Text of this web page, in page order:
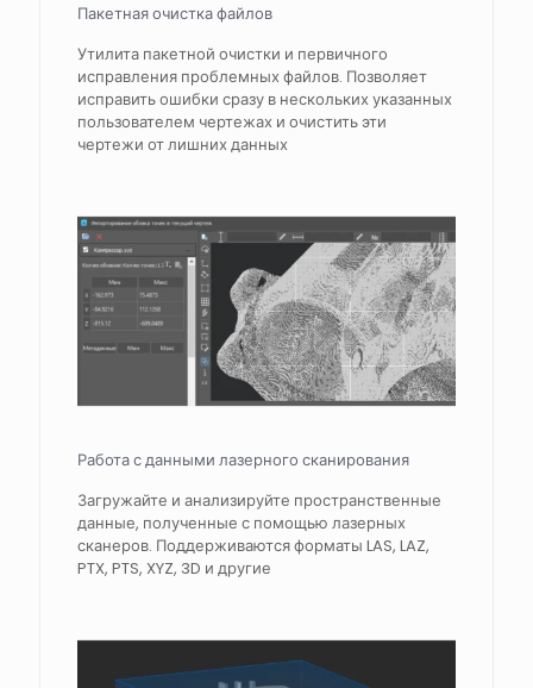
Пакетная очистка файлов
Утилита пакетной очистки и первичного
исправления проблемных файлов. Позволяет
исправить ошибки сразу в нескольких указанных
пользователем чертежах и очистить эти
чертежи от лишних данных
Работа с данными лазерного сканирования
Загружайте и анализируйте пространственные
данные, полученные с помощью лазерных
сканеров. Поддерживаются форматы LAS, LAZ,
PTX, PTS, XYZ, 3D и другие